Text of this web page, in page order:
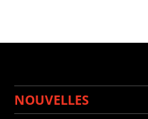
NOUVELLES